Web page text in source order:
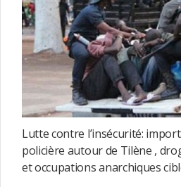
Lutte contre l’insécurité:
policière autour de Tilène ,
et occupations anarchiques